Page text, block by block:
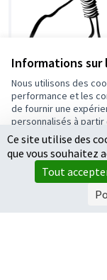
Informations sur
Nous utilisons des
performance et les
de fournir une
personnalisés à partir
Accepter
20 / Une
Le projet
l’espace de
Culture et
120 000 €
Ce site utilise des
que vous souhaitez
Tout